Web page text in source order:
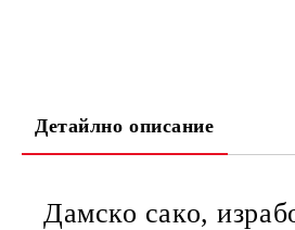
Детайлно описание
Дамско сако,